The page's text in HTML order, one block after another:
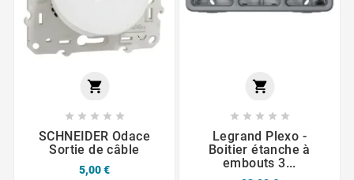

    
SCHNEIDER Odace
Sortie de câble
5,00 €

    
Legrand Plexo -
Boitier étanche à
embouts 3...